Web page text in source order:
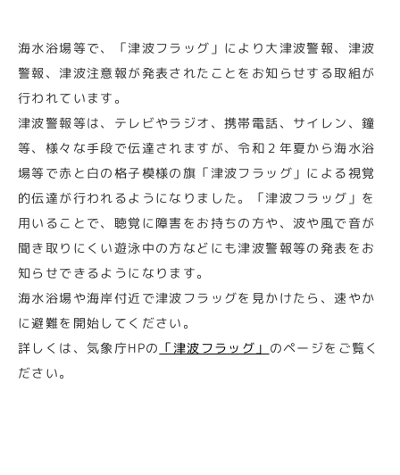
海水浴場等で、「津波フラッグ」により大津波警報、津波
警報、津波注意報が発表されたことをお知らせする取組が
行われています。
津波警報等は、テレビやラジオ、携帯電話、サイレン、鐘
等、様々な手段で伝達されますが、令和２年夏から海水浴
場等で赤と白の格子模様の旗「津波フラッグ」による視覚
的伝達が行われるようになりました。「津波フラッグ」を
用いることで、聴覚に障害をお持ちの方や、波や風で音が
聞き取りにくい遊泳中の方などにも津波警報等の発表をお
知らせできるようになります。
海水浴場や海岸付近で津波フラッグを見かけたら、速やか
に避難を開始してください。
詳しくは、気象庁HPの 「津波フラッグ」 のページをご覧く
ださい。